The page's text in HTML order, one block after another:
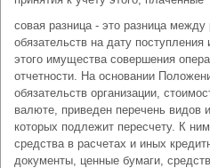
совая разница - это разница
обязательств на дату
этого имущества совершения
отчетности. На основании
обязательств организации,
валюте, приведен перечень видов
которых подлежит пересчету. К
средства в расчетах и иных
документы, ценные бумаги,